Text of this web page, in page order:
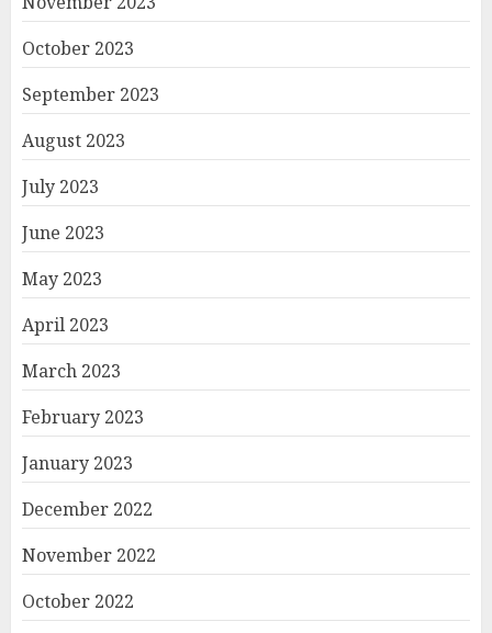
October 2023
September 2023
August 2023
July 2023
June 2023
May 2023
April 2023
March 2023
February 2023
January 2023
December 2022
November 2022
October 2022